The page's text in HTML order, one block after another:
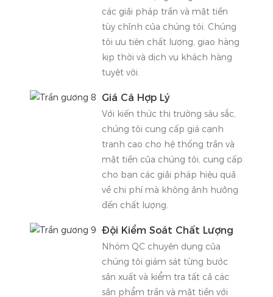
các giải pháp trần và mặt tiền
tùy chỉnh của chúng tôi. Chúng
tôi ưu tiên chất lượng, giao hàng
kịp thời và dịch vụ khách hàng
tuyệt vời.
Giá Cả Hợp Lý
Với kiến ​​thức thị trường sâu sắc,
chúng tôi cung cấp giá cạnh
tranh cao cho hệ thống trần và
mặt tiền của chúng tôi, cung cấp
cho bạn các giải pháp hiệu quả
về chi phí mà không ảnh hưởng
đến chất lượng.
Đội Kiểm Soát Chất Lượng
Nhóm QC chuyên dụng của
chúng tôi giám sát từng bước
sản xuất và kiểm tra tất cả các
sản phẩm trần và mặt tiền với